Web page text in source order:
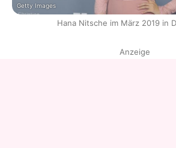
Getty Images
Hana Nitsche im März 2019 in
Anzeige